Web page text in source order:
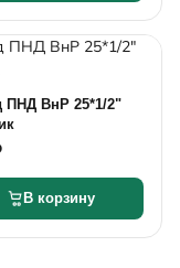
ПНД ВнР 25*1/2"
В корзину